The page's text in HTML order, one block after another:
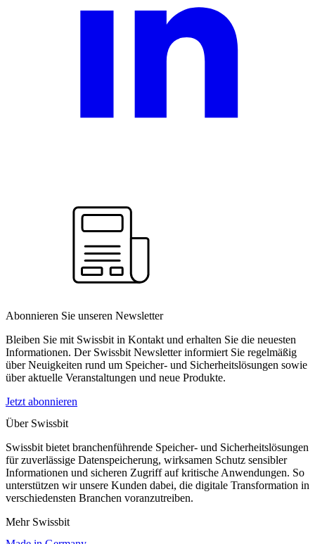
Abonnieren Sie unseren Newsletter
Bleiben Sie mit Swissbit in Kontakt und erhalten Sie die neuesten
Informationen. Der Swissbit Newsletter informiert Sie regelmäßig
über Neuigkeiten rund um Speicher- und Sicherheitslösungen sowie
über aktuelle Veranstaltungen und neue Produkte.
Jetzt abonnieren
Über Swissbit
Swissbit bietet branchenführende Speicher- und Sicherheitslösungen
für zuverlässige Datenspeicherung, wirksamen Schutz sensibler
Informationen und sicheren Zugriff auf kritische Anwendungen. So
unterstützen wir unsere Kunden dabei, die digitale Transformation in
verschiedensten Branchen voranzutreiben.
Mehr Swissbit